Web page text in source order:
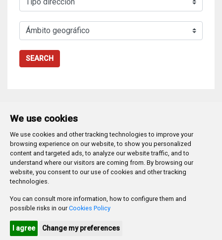
We use cookies
We use cookies and other tracking technologies to improve your
browsing experience on our website, to show you personalized
content and targeted ads, to analyze our website traffic, and to
understand where our visitors are coming from. By browsing our
website, you consent to our use of cookies and other tracking
technologies.
You can consult more information, how to configure them and
possible risks in ourCookies Policy
I agree Change my preferences
SEARCH
Plaza Mayor 1 - 09071BURGOS
947 288 800 CIF: P-0906100-C
CONTACTO | AVISOS, QUEJAS Y SUGERENCIAS
CANAL DE DENUNCIAS
PROMUEVE BURGOS